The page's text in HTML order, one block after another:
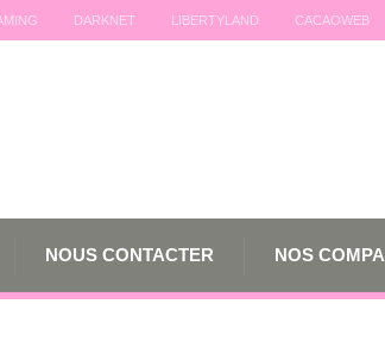
DARKNET LIBERTYLAND CACAOWEB
NOUS CONTACTER NOS